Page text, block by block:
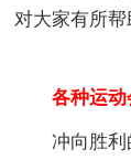
对大家有所帮
各种运动
冲向胜利